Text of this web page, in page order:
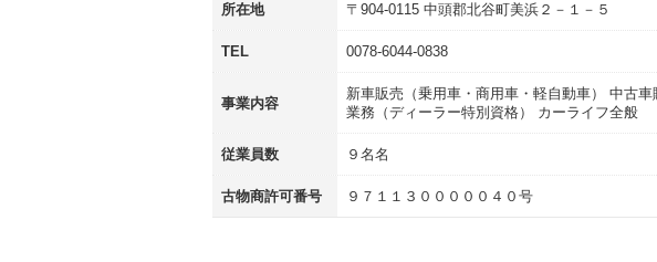
所在地 〒 904-0115 中頭郡北谷町美浜２－１－５
TEL 0078-6044-0838
事業内容
新車販売（乗用車・商用車・軽自動車） 中古
業務（ディーラー特別資格） カーライフ全般
従業員数 ９名名
古物商許可番号 ９７１１３０００００４０号